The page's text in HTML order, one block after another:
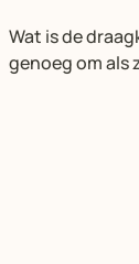
Wat is de
genoeg om als